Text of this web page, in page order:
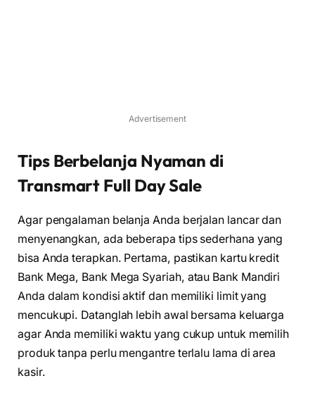
Advertisement
Tips Berbelanja Nyaman di
Transmart Full Day Sale
Agar pengalaman belanja Anda berjalan lancar dan
menyenangkan, ada beberapa tips sederhana yang
bisa Anda terapkan. Pertama, pastikan kartu kredit
Bank Mega, Bank Mega Syariah, atau Bank Mandiri
Anda dalam kondisi aktif dan memiliki limit yang
mencukupi. Datanglah lebih awal bersama keluarga
agar Anda memiliki waktu yang cukup untuk memilih
produk tanpa perlu mengantre terlalu lama di area
kasir.